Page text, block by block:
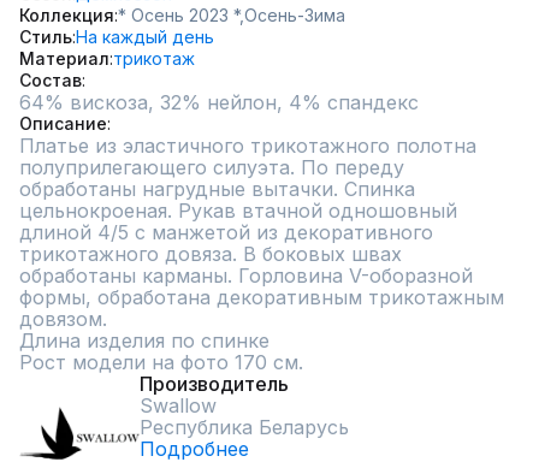
Коллекция * Осень 2023 *,Осень-Зима
СтильНа каждый день
Материал трикотаж
Состав
64% вискоза, 32% нейлон, 4% спандекс
Описание
Платье из эластичного трикотажного полотна
полуприлегающего силуэта. По переду
обработаны нагрудные вытачки. Спинка
цельнокроеная. Рукав втачной одношовный
длиной 4/5 с манжетой из декоративного
трикотажного довяза. В боковых швах
обработаны карманы. Горловина V-оборазной
формы, обработана декоративным трикотажным
довязом.
Длина изделия по спинке
Рост модели на фото 170 см.
Производитель
Swallow
Республика Беларусь
Подробнее